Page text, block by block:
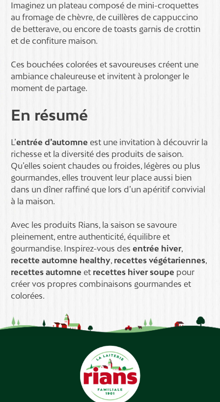
Imaginez un plateau composé de mini-croquettes
au fromage de chèvre, de cuillères de cappuccino
de betterave, ou encore de toasts garnis de crottin
et de confiture maison.
Ces bouchées colorées et savoureuses créent une
ambiance chaleureuse et invitent à prolonger le
moment de partage.
En résumé
L’entrée d’automne est une invitation à découvrir la
richesse et la diversité des produits de saison.
Qu’elles soient chaudes ou froides, légères ou plus
gourmandes, elles trouvent leur place aussi bien
dans un dîner raffiné que lors d’un apéritif convivial
à la maison.
Avec les produits Rians, la saison se savoure
pleinement, entre authenticité, équilibre et
gourmandise. Inspirez-vous desentrée hiver,
recette automne healthy, recettes végétariennes,
recettes automne et recettes hiver soupe pour
créer vos propres combinaisons gourmandes et
colorées.